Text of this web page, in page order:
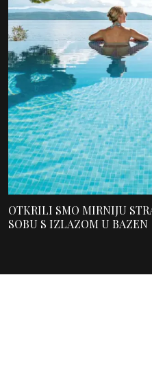
OTKRILI SMO MIRNIJU
SOBU S IZLAZOM U BAZEN